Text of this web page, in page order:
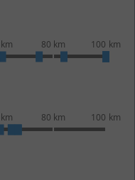
80 km 100 km
80 km 100 km